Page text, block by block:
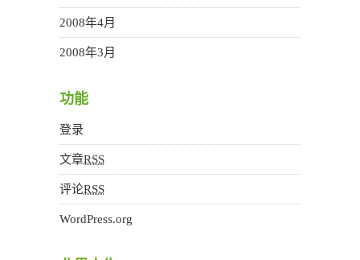
2008年4月
2008年3月
功能
登录
文章RSS
评论RSS
WordPress.org